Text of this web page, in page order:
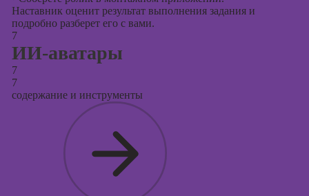
Наставник оценит результат выполнения задания и
подробно разберет его с вами.
7
ИИ-аватары
7
7
содержание и инструменты